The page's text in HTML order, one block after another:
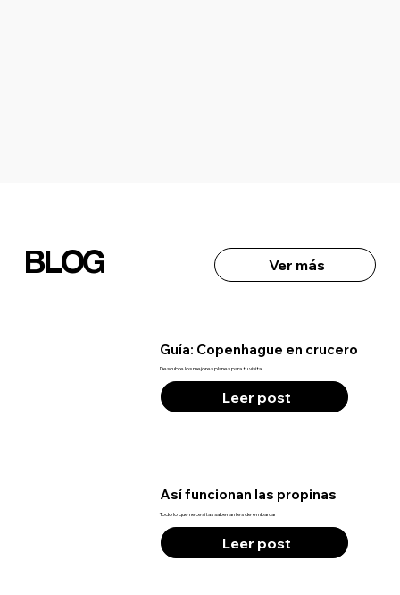
BLOG Ver más
Guía: Copenhague en crucero
Leer post
Descubre los mejores planes para tu visita.
Así funcionan las propinas
Leer post
Todo lo que necesitas saber antes de embarcar